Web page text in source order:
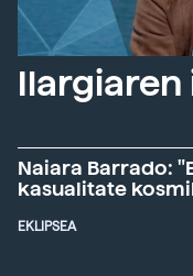
Ilargiaren
Naiara Barrado:
kasualitate
EKLIPSEA